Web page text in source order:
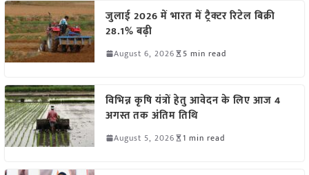
जुलाई 2026 में भारत में ट्रैक्टर रिटेल बिक्री
28.1% बढ़ी
August 6, 2026 5 min read
विभिन्न कृषि यंत्रों हेतु आवेदन के लिए आज 4
अगस्त तक अंतिम तिथि
August 5, 2026 1 min read